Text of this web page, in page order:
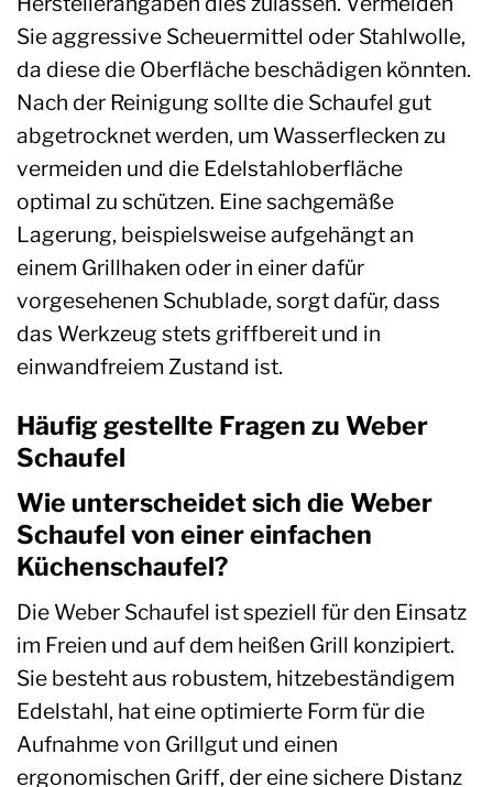
Sie aggressive Scheuermittel oder Stahlwolle,
da diese die Oberfläche beschädigen könnten.
Nach der Reinigung sollte die Schaufel gut
abgetrocknet werden, um Wasserflecken zu
vermeiden und die Edelstahloberfläche
optimal zu schützen. Eine sachgemäße
Lagerung, beispielsweise aufgehängt an
einem Grillhaken oder in einer dafür
vorgesehenen Schublade, sorgt dafür, dass
das Werkzeug stets griffbereit und in
einwandfreiem Zustand ist.
Häufig gestellte Fragen zu Weber
Schaufel
Wie unterscheidet sich die Weber
Schaufel von einer einfachen
Küchenschaufel?
Die Weber Schaufel ist speziell für den Einsatz
im Freien und auf dem heißen Grill konzipiert.
Sie besteht aus robustem, hitzebeständigem
Edelstahl, hat eine optimierte Form für die
Aufnahme von Grillgut und einen
ergonomischen Griff, der eine sichere Distanz